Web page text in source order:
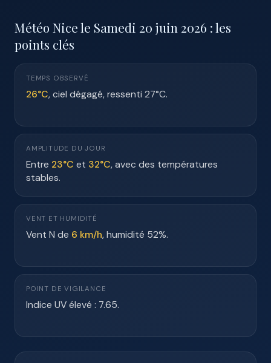
Météo Nice le Samedi 20 juin 2026 : les
points clés
TEMPS OBSERVÉ
26°C, ciel dégagé, ressenti 27°C.
AMPLITUDE DU JOUR
Entre 23°C et 32°C, avec des températures
stables.
VENT ET HUMIDITÉ
Vent N de 6 km/h, humidité 52%.
POINT DE VIGILANCE
Indice UV élevé : 7.65.